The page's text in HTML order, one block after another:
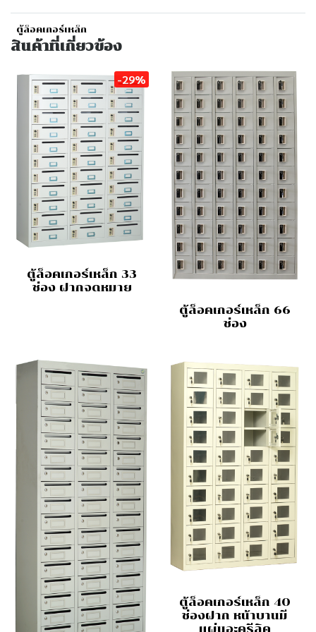
ตู้ล็อคเกอร์เหล็ก
สินค้าที่เกี่ยวข้อง
-29%
ตู้ล็อคเกอร์เหล็ก 33
ช่อง ฝากจดหมาย
ตู้ล็อคเกอร์เหล็ก 66
ช่อง
ตู้ล็อคเกอร์เหล็ก 40
ช่องฝาก หน้าบานมี
แผ่นอะครีลิค